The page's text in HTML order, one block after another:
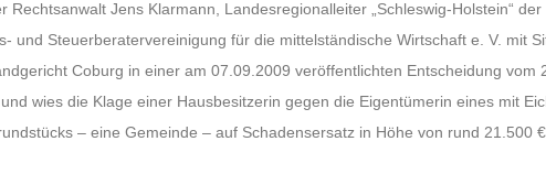
Rechtsanwalt Jens Klarmann, Landesregionalleiter „Schleswig-Holstein“ der
und Steuerberatervereinigung für die mittelständische Wirtschaft e. V. mit
Coburg in einer am 07.09.2009 veröffentlichten Entscheidung vom
wies die Klage einer Hausbesitzerin gegen die Eigentümerin eines mit
– eine Gemeinde – auf Schadensersatz in Höhe von rund 21.500 €